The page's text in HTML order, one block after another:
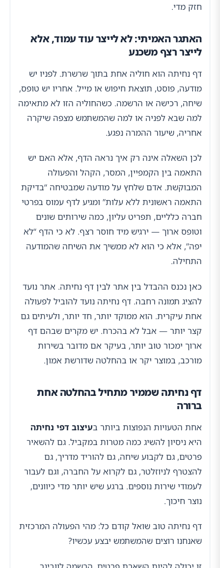
חזק מדי.
האתגר האמיתי: לא לייצר עוד עמוד, אלא
לייצר רצף משכנע
דף נחיתה הוא חוליה אחת בתוך שרשרת. לפניו יש
מודעה, פוסט, תוצאת חיפוש או מייל. אחריו יש טופס,
שיחה, רכישה או הרשמה. כשהחוליה הזו לא מתאימה
למה שבא לפניה או למה שהמשתמש מצפה שיקרה
אחריה, שיעור ההמרה נפגע.
לכן השאלה אינה רק איך נראה הדף, אלא האם יש
התאמה בין הקמפיין, המסר, הקהל והפעולה
המבוקשת. אדם שלחץ על מודעה שמבטיחה “בדיקת
התאמה ראשונית ללא עלות” ומגיע לדף עמוס בפרטי
חברה כלליים, תפריט עליון, כמה שירותים שונים
וטופס ארוך — ירגיש מיד חוסר רצף. לא כי הדף “לא
יפה”, אלא כי הוא לא ממשיך את השיחה שהמודעה
התחילה.
כאן נכנס ההבדל בין אתר לבין דף נחיתה. אתר נועד
להציג תמונה רחבה. דף נחיתה נועד להוביל לפעולה
אחת עיקרית. הוא ממוקד יותר, חד יותר, ולעיתים גם
קצר יותר — אבל לא בהכרח. יש מקרים שבהם דף
ארוך ימכור טוב יותר, בעיקר אם מדובר בשירות
מורכב, במוצר יקר או בהחלטה שדורשת אמון.
דף נחיתה שממיר מתחיל בהחלטה אחת
ברורה
אחת הטעויות הנפוצות ביותר בעיצוב דפי נחיתה
היא ניסיון להשיג כמה מטרות במקביל. גם להשאיר
פרטים, גם לקבוע שיחה, גם להוריד מדריך, גם
להצטרף לניוזלטר, גם לקרוא על החברה, וגם לעבור
לעמודי שירות נוספים. ברגע שיש יותר מדי כיוונים,
נוצר חיכוך.
דף נחיתה טוב שואל קודם כל: מהי הפעולה המרכזית
שאנחנו רוצים שהמשתמש יבצע עכשיו?